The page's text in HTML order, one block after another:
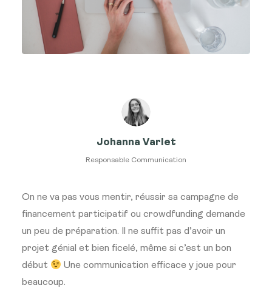
Johanna Varlet
Responsable Communication
On ne va pas vous mentir, réussir sa campagne de
financement participatif ou crowdfunding demande
un peu de préparation. Il ne suffit pas d’avoir un
projet génial et bien ficelé, même si c’est un bon
début
Une communication efficace y joue pour
beaucoup.